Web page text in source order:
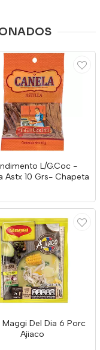
L/G.Coc -
Astx 10 Grs- Chapeta
Maggi Del Dia 6 Porc
Ajiaco